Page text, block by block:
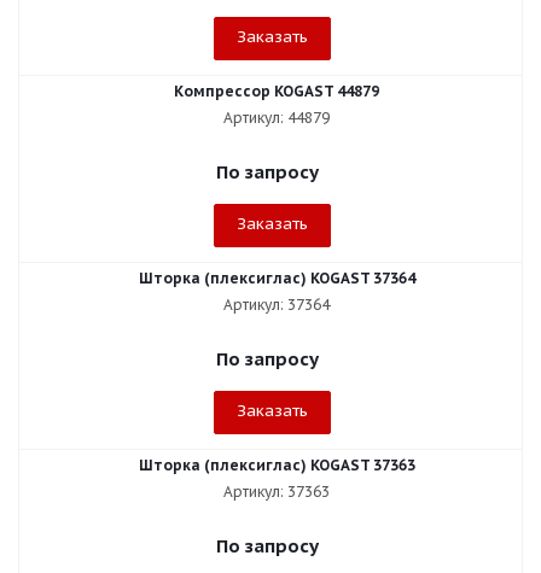
Заказать
Компрессор KOGAST 44879
Артикул: 44879
По запросу
Заказать
Шторка (плексиглас) KOGAST 37364
Артикул: 37364
По запросу
Заказать
Шторка (плексиглас) KOGAST 37363
Артикул: 37363
По запросу